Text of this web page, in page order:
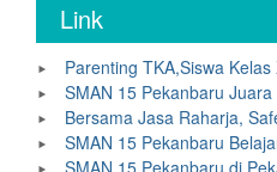
Link
Parenting TKA,Siswa
SMAN 15 Pekanbaru
Bersama Jasa Raharja,
SMAN 15 Pekanbaru
SMAN 15 Pekanbaru di